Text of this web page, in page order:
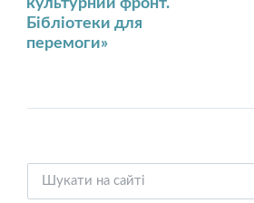
культурний фронт.
Бібліотеки для
перемоги»